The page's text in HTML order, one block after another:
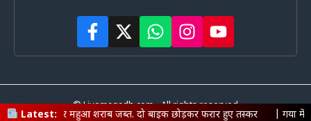
Latest:
शराब जब्त. दो बाइक छोड़कर फरार हुए तस्कर |गया में साइबर माफिया पर
© Livemagadh.com • All rights reserved